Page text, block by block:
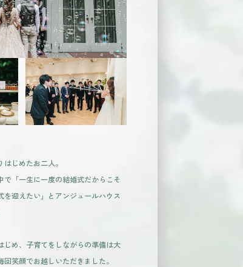
じめたお二人。
で「一生に一度の結婚式だからこそ
を迎えたい」とアンジュールハウス
じめ、子育てをしながらの準備は大
笑顔でお越しいただきました。